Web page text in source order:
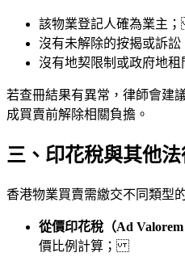
該物業登記人確為業主
沒有未解除的按揭或訴
沒有地契限制或政府地
若查冊結果有異常，律師會建
成買賣前解除相關負擔。
三、印花稅與其他法
香港物業買賣需繳交不同類型
從價印花稅（Ad Valorem
價比例計算；